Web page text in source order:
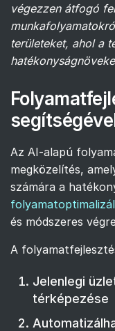
végezzen átfogó
területeket, ahol a
Az AI-alapú
megközelítés,
számára a
és módszeres
A
Jelenlegi
térképezése